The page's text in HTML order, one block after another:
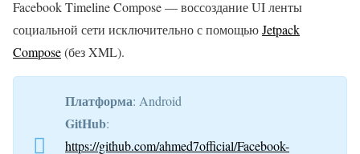
Facebook Timeline Compose — воссоздание UI ленты
социальной сети исключительно с помощьюJetpack
Compose(без XML).
Платформа: Android
GitHub:
https://github.com/ahmed7official/Facebook-